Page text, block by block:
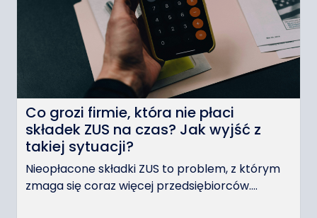
Co grozi firmie, która nie płaci
składek ZUS na czas? Jak wyjść z
takiej sytuacji?
Nieopłacone składki ZUS to problem, z którym
zmaga się coraz więcej przedsiębiorców....